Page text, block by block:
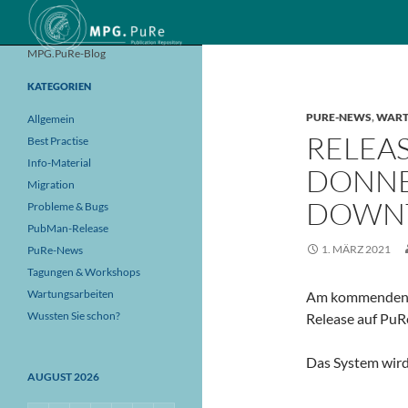
Suchen
PURE-NEWS,
1. MÄRZ 2021
Am kommenden
Release auf
Das System
MPG.PuRe-Blog
KATEGORIEN
Allgemein
Best Practise
Info-Material
Migration
Probleme & Bugs
PubMan-Release
PuRe-News
Tagungen & Workshops
Wartungsarbeiten
Wussten Sie schon?
AUGUST 2026